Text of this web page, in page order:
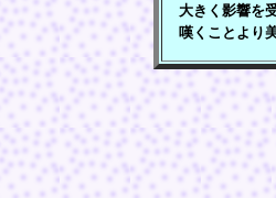
大きく影響を
嘆くことより